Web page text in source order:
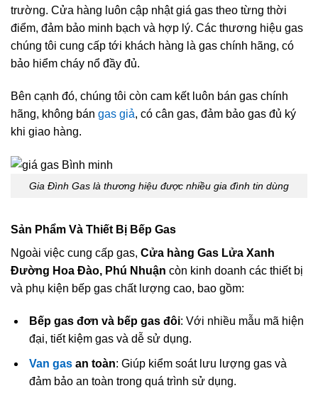
trường. Cửa hàng luôn cập nhật giá gas theo từng thời
điểm, đảm bảo minh bạch và hợp lý. Các thương hiệu gas
chúng tôi cung cấp tới khách hàng là gas chính hãng, có
bảo hiểm cháy nổ đầy đủ.
Bên cạnh đó, chúng tôi còn cam kết luôn bán gas chính
hãng, không bán gas giả, có cân gas, đảm bảo gas đủ ký
khi giao hàng.
Gia Đình Gas là thương hiệu được nhiều gia đình tin dùng
Sản Phẩm Và Thiết Bị Bếp Gas
Ngoài việc cung cấp gas, Cửa hàng Gas Lửa Xanh
Đường Hoa Đào, Phú Nhuận còn kinh doanh các thiết bị
và phụ kiện bếp gas chất lượng cao, bao gồm:
Bếp gas đơn và bếp gas đôi: Với nhiều mẫu mã hiện
đại, tiết kiệm gas và dễ sử dụng.
Van gasan toàn: Giúp kiểm soát lưu lượng gas và
đảm bảo an toàn trong quá trình sử dụng.